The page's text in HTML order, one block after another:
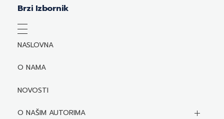
Brzi Izbornik
NASLOVNA
O NAMA
NOVOSTI
O NAŠIM AUTORIMA